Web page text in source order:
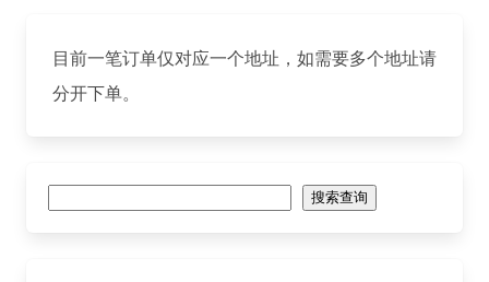
目前一笔订单仅对应一个地址，如需要多个地址请
分开下单。
搜索查询